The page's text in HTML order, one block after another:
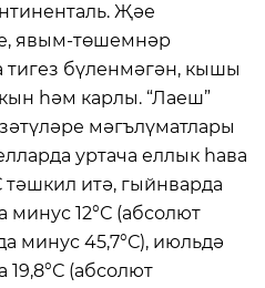
Җәе
явым-төшемнәр
тигез бүленмәгән, кышы
һәм карлы. “Лаеш”
мәгълүматлары
уртача еллык һава
итә, гыйнварда
минус 12°С (абсолют
минус 45,7°С), июльдә
19,8°С (абсолют